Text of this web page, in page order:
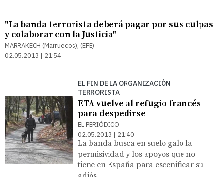
"La banda terrorista deberá pagar por sus culpas
y colaborar con la Justicia"
MARRAKECH (Marruecos), (EFE)
02.05.2018 | 21:54
EL FIN DE LA ORGANIZACIÓN
TERRORISTA
ETA vuelve al refugio francés
para despedirse
EL PERIÓDICO
02.05.2018 | 21:40
La banda busca en suelo galo la
permisividad y los apoyos que no
tiene en España para escenificar su